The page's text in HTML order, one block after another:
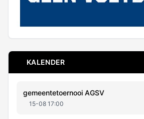
KALENDER
gemeentetoernooi AGSV
15-08 17:00